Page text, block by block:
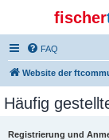
fischer
FAQ
Website der
Häufig
Registrierung und